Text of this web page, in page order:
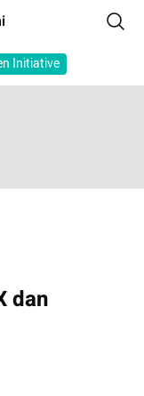
Initiative
dan